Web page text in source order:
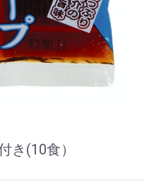
き(10食）